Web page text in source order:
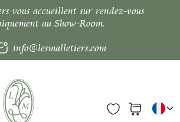
vous accueillent sur rendez-vous
au Show-Room.
info@lesmalletiers.com